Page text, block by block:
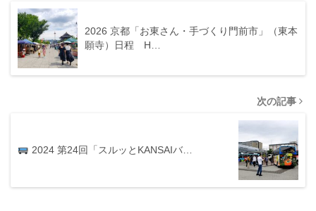
2026 京都「お東さん・手づくり門前市」（東本
願寺）日程 H…
次の記事
2024 第24回「スルッとKANSAIバ…